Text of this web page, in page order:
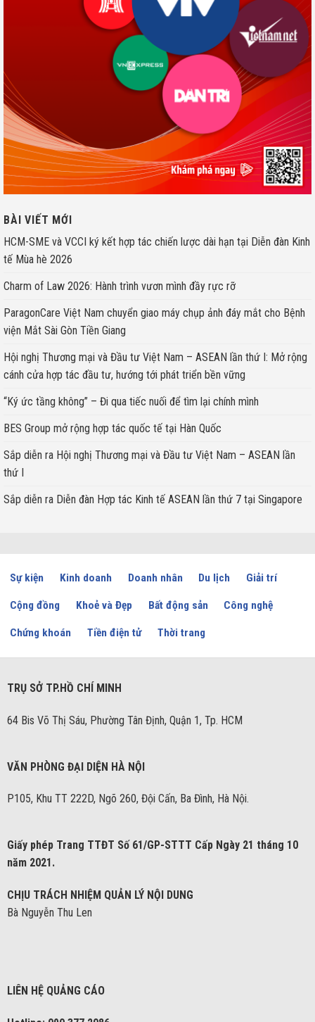
BÀI VIẾT MỚI
HCM-SME và VCCI ký kết hợp tác chiến lược dài hạn tại Diễn đàn Kinh
tế Mùa hè 2026
Charm of Law 2026: Hành trình vươn mình đầy rực rỡ
ParagonCare Việt Nam chuyển giao máy chụp ảnh đáy mắt cho Bệnh
viện Mắt Sài Gòn Tiền Giang
Hội nghị Thương mại và Đầu tư Việt Nam – ASEAN lần thứ I: Mở rộng
cánh cửa hợp tác đầu tư, hướng tới phát triển bền vững
“Ký ức tầng không” – Đi qua tiếc nuối để tìm lại chính mình
BES Group mở rộng hợp tác quốc tế tại Hàn Quốc
Sắp diễn ra Hội nghị Thương mại và Đầu tư Việt Nam – ASEAN lần
thứ I
Sắp diễn ra Diễn đàn Hợp tác Kinh tế ASEAN lần thứ 7 tại Singapore
Sự kiện Kinh doanh Doanh nhân Du lịch Giải trí
Cộng đồng Khoẻ và Đẹp Bất động sản Công nghệ
Chứng khoán Tiền điện tử Thời trang
TRỤ SỞ TP.HỒ CHÍ MINH
64 Bis Võ Thị Sáu, Phường Tân Định, Quận 1, Tp. HCM
VĂN PHÒNG ĐẠI DIỆN HÀ NỘI
P105, Khu TT 222D, Ngõ 260, Đội Cấn, Ba Đình, Hà Nội.
Giấy phép Trang TTĐT Số 61/GP-STTT Cấp Ngày 21 tháng 10
năm 2021.
CHỊU TRÁCH NHIỆM QUẢN LÝ NỘI DUNG
Bà Nguyễn Thu Len
LIÊN HỆ QUẢNG CÁO